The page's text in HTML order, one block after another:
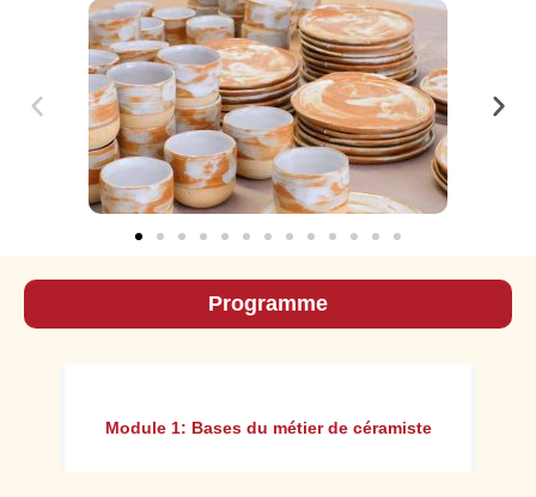
Programme
Module 1: Bases du métier de céramiste